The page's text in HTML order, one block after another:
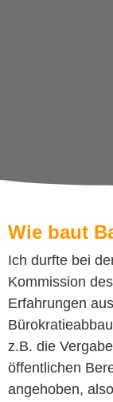
Wie baut
Ich durfte bei
Kommission
Erfahrungen
z.B. die
öffentlichen
angehoben,